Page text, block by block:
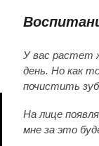
У вас растет
день. Но как
почистить
На лице
мне за это